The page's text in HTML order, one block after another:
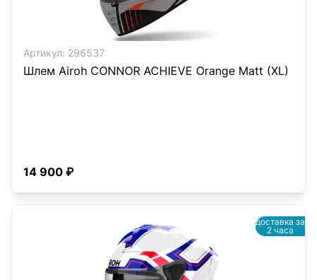
Артикул: 296537
Шлем Airoh CONNOR ACHIEVE Orange Matt (XL)
14 900 ₽
доставка за
2 часа